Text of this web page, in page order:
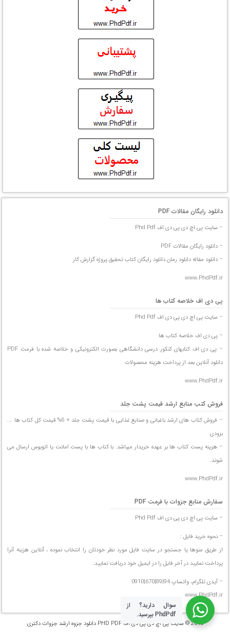
دانلود رایگان مقالات PDF
– سایت پی اچ دی پی دی اف Phd Pdf
– دانلود رایگان مقالات PDF
– دانلود مقاله دانلود رمان دانلود رایگان کتاب تحقیق پروژه گزارش کار
www.PhdPdf.ir
پی دی اف خلاصه کتاب ها
– سایت پی اچ دی پی دی اف Phd Pdf
– پی دی اف خلاصه کتاب ها
– پی دی اف کتابهای کنکور درسی دانشگاهی بصورت الکترونیکی و خلاصه شده با فرمت PDF
دانلود آنلاین بعد از پرداخت هزینه محصولات
www.PhdPdf.ir
فروش کتب منابع ارشد قیمت پشت جلد
– فروش کتاب های ارشد باغبانی و صنایع غذایی با قیمت پشت جلد + 6% قیمت کل کتاب ها ….
بزودی
– هزینه پست کتاب ها بر عهده خریدار میباشد. با کتاب ها با پست امانت یا اتوبوس ارسال می
شوند.
www.PhdPdf.ir
سفارش منابع جزوات با فرمت PDF
– سایت پی اچ دی پی دی اف Phd Pdf
– نحوه خرید فایل :
از طریق منوها یا جستجو در سایت فایل مورد نظر خودتان را انتخاب نموده ، آنلاین هزینه آنرا
پرداخت نمایید در آخر فایل را در ایمیل خود دریافت نمایید.
– آیدی تلگرام، واتساپ 94|89|670|0910
www.PhdPdf.ir
2016 © سایت پی اچ دی پی دی اف PHD PDF دانلود جزوه ارشد جزوات دکتری
سوال دارید؟ از
PhdPdf بپرسید.